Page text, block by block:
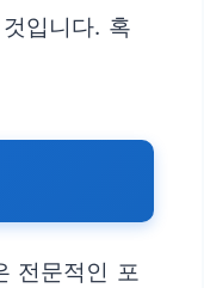
입니다. 혹
전문적인 포